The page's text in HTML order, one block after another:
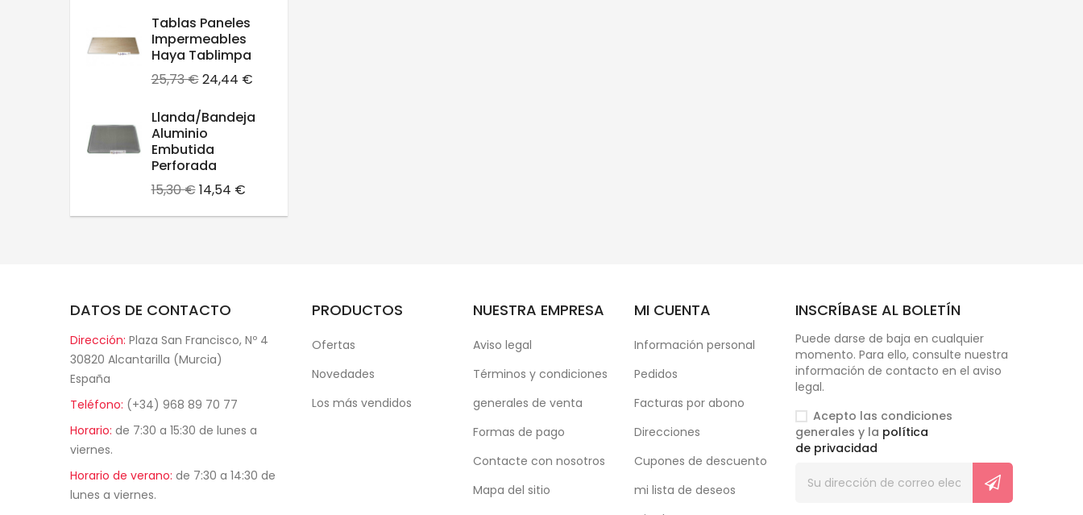
Tablas Paneles
Impermeables
Haya Tablimpa
Precio
25,73 €Precio
24,44 €
Llanda/bandeja
Aluminio
Embutida
Perforada
Precio
15,30 €Precio
14,54 €
DATOS DE CONTACTO
Dirección: Plaza San Francisco, Nº 4
30820 Alcantarilla (Murcia)
España
Teléfono: (+34) 968 89 70 77
Horario: de 7:30 a 15:30 de lunes a
viernes.
Horario de verano: de 7:30 a 14:30 de
lunes a viernes.
PRODUCTOS
Ofertas
Novedades
Los más vendidos
NUESTRA EMPRESA
Aviso legal
Términos y condiciones
generales de venta
Formas de pago
Contacte con nosotros
Mapa del sitio
MI CUENTA
Información personal
Pedidos
Facturas por abono
Direcciones
Cupones de descuento
mi lista de deseos
INSCRÍBASE AL BOLETÍN
Puede darse de baja en cualquier
momento. Para ello, consulte nuestra
información de contacto en el aviso
legal.
Acepto las condiciones
generales y la política
de privacidad